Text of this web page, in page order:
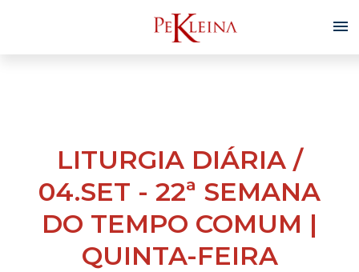
LITURGIA DIÁRIA /
04.SET - 22ª SEMANA
DO TEMPO COMUM |
QUINTA-FEIRA